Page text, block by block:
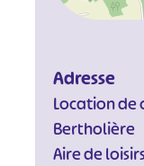
Adresse
Location de
Bertholière
Aire de